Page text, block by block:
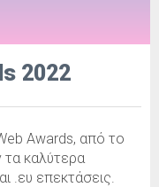
2022
Awards, από το
τα καλύτερα
.ευ επεκτάσεις.